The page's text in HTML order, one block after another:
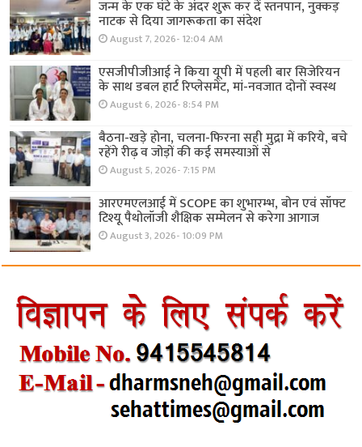
जन्म के एक घंटे के अंदर शुरू कर दें स्तनपान, नुक्कड़
नाटक से दिया जागरूकता का संदेश
August 7, 2026- 12:04 AM
एसजीपीजीआई ने किया यूपी में पहली बार सिजेरियन
के साथ डबल हार्ट रिप्लेसमेंट, मां-नवजात दोनों स्वस्थ
August 6, 2026- 8:54 PM
बैठना-खड़े होना, चलना-फिरना सही मुद्रा में करिये, बचे
रहेंगे रीढ़ व जोड़ों की कई समस्याओं से
August 5, 2026- 7:15 PM
आरएमएलआई में SCOPE का शुभारम्भ, बोन एवं सॉफ्ट
टिश्यू पैथोलॉजी शैक्षिक सम्मेलन से करेगा आगाज
August 3, 2026- 10:09 PM